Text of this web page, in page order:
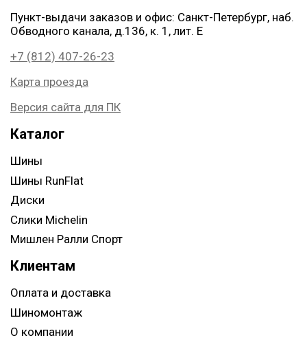
Пункт-выдачи заказов и офис: Санкт-Петербург, наб.
Обводного канала, д.136, к. 1, лит. Е
+7 (812) 407-26-23
Карта проезда
Версия сайта для ПК
Каталог
Шины
Шины RunFlat
Диски
Слики Michelin
Мишлен Ралли Спорт
Клиентам
Оплата и доставка
Шиномонтаж
О компании